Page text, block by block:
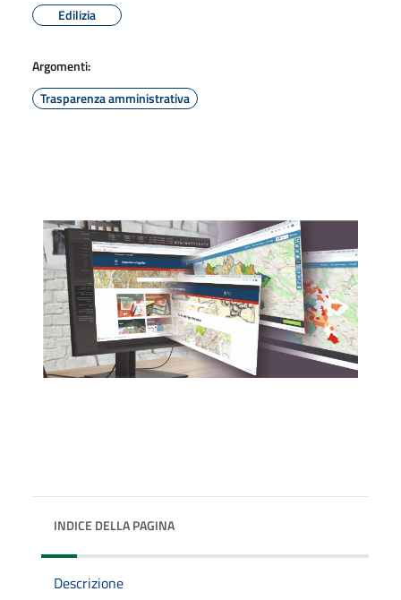
Edilizia
Argomenti:
Trasparenza amministrativa
INDICE DELLA PAGINA
Descrizione